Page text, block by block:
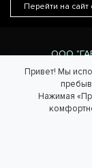
Привет! Мы
Нажимая
Перейти на
ООО
Информация на
Согласие на
обработки